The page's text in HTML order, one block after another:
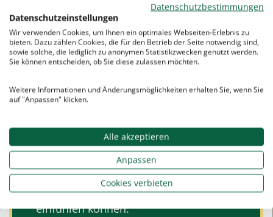
Individuelle1:1Betreuung:Jedes Kind
hat individuelle Lernbedürfnisse und
Schwierigkeiten. Unsere qualifizierten
Nachhilfeunterricht an den speziellen
KompetenteLehrkräfte:Unsere
hochqualifizierten Lehrkräftesind junge
Studierende, die noch nah am
Schulgeschehen sind und sich in ihre
Nachhilfeschülerinnen und Schüler
einfühlen können.
Datenschutzbestimmungen
Datenschutzeinstellungen
Wir verwenden Cookies, um Ihnen ein optimales Webseiten-Erlebnis zu
bieten. Dazu zählen Cookies, die für den Betrieb der Seite notwendig sind,
sowie solche, die lediglich zu anonymen Statistikzwecken genutzt werden.
Sie können entscheiden, ob Sie diese zulassen möchten.
Weitere Informationen und Änderungsmöglichkeiten erhalten Sie, wenn Sie
auf "Anpassen" klicken.
Alle akzeptieren
Anpassen
Cookies verbieten